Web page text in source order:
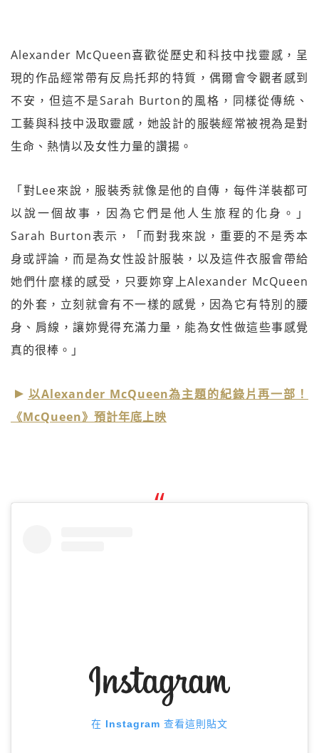
Alexander McQueen喜歡從歷史和科技中找靈感，呈
現的作品經常帶有反烏托邦的特質，偶爾會令觀者感到
不安，但這不是Sarah Burton的風格，同樣從傳統、
工藝與科技中汲取靈感，她設計的服裝經常被視為是對
生命、熱情以及女性力量的讚揚。
「對Lee來說，服裝秀就像是他的自傳，每件洋裝都可
以說一個故事，因為它們是他人生旅程的化身。」
Sarah Burton表示，「而對我來說，重要的不是秀本
身或評論，而是為女性設計服裝，以及這件衣服會帶給
她們什麼樣的感受，只要妳穿上Alexander McQueen
的外套，立刻就會有不一樣的感覺，因為它有特別的腰
身、肩線，讓妳覺得充滿力量，能為女性做這些事感覺
真的很棒。」
以Alexander McQueen為主題的紀錄片再一部！
《McQueen》預計年底上映
在 Instagram 查看這則貼文